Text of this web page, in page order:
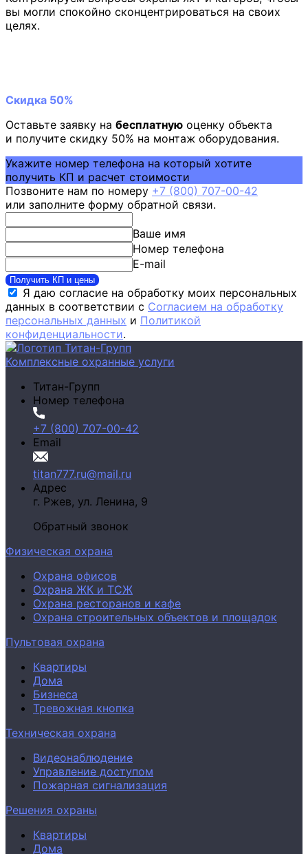
вы могли спокойно сконцентрироваться на своих
целях.
Скидка 50%
Оставьте заявку на бесплатную оценку объекта
и получите скидку 50% на монтаж оборудования.
Укажите номер телефона на который хотите
получить КП и расчет стоимости
Позвоните нам по номеру +7 (800) 707-00-42
или заполните форму обратной связи.
Ваше имя
Номер телефона
E-mail
Получить КП и цены
Я даю согласие на обработку моих персональных
данных в соответствии с Согласием на обработку
персональных данных и Политикой
конфиденциальности.
Комплексные охранные услуги
Титан-Групп
Номер телефона
+7 (800) 707-00-42
Email
titan777.ru@mail.ru
Адрес
г. Ржев, ул. Ленина, 9
Обратный звонок
Физическая охрана
Охрана офисов
Охрана ЖК и ТСЖ
Охрана ресторанов и кафе
Охрана строительных объектов и площадок
Пультовая охрана
Квартиры
Дома
Бизнеса
Тревожная кнопка
Техническая охрана
Видеонаблюдение
Управление доступом
Пожарная сигнализация
Решения охраны
Квартиры
Дома